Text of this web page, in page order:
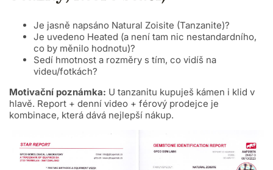
Je jasně napsáno Natural Zoisite (Tanzanite)?
Je uvedeno Heated (a není tam nic nestandardního,
co by měnilo hodnotu)?
Sedí hmotnost a rozměry s tím, co vidíš na
videu/fotkách?
Motivační poznámka: U tanzanitu kupuješ kámen i klid v
hlavě. Report + denní video + férový prodejce je
kombinace, která dává nejlepší nákup.